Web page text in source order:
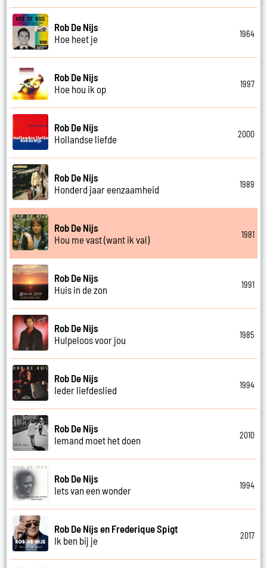
Rob De Nijs
Hoe heet je
1964
Rob De Nijs
Hoe hou ik op
1997
Rob De Nijs
Hollandse liefde
2000
Rob De Nijs
Honderd jaar eenzaamheid
1989
Rob De Nijs
Hou me vast (want ik val)
1981
Rob De Nijs
Huis in de zon
1991
Rob De Nijs
Hulpeloos voor jou
1985
Rob De Nijs
Ieder liefdeslied
1994
Rob De Nijs
Iemand moet het doen
2010
Rob De Nijs
Iets van een wonder
1994
Rob De Nijs en Frederique Spigt
Ik ben bij je
2017